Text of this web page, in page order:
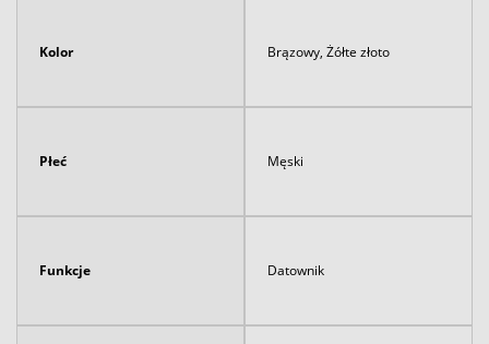
Kolor Brązowy, Żółte złoto
Płeć Męski
Funkcje Datownik